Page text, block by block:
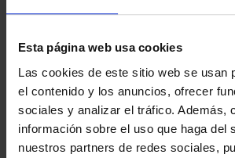
Esta página web usa cookies
Las cookies de este sitio web se usan
el contenido y los anuncios, ofrecer
sociales y analizar el tráfico. Además,
información sobre el uso que haga del
nuestros partners de redes sociales,